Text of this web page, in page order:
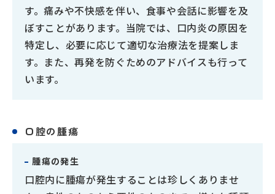
す。痛みや不快感を伴い、食事や会話に影響を及
ぼすことがあります。当院では、口内炎の原因を
特定し、必要に応じて適切な治療法を提案しま
す。また、再発を防ぐためのアドバイスも行って
います。
口腔の腫瘍
腫瘍の発生
口腔内に腫瘍が発生することは珍しくありませ